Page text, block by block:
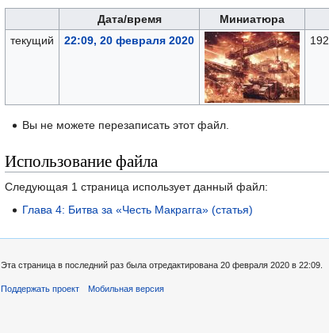
Дата/время Миниатюра
текущий
22:09, 20 февраля 2020
Вы не можете перезаписать этот файл.
Использование файла
Следующая 1 страница использует данный файл:
Глава 4: Битва за «Честь Макрагга» (статья)
Эта страница в последний раз была отредактирована 20 февраля 2020 в 22:09.
Поддержать проект Мобильная версия